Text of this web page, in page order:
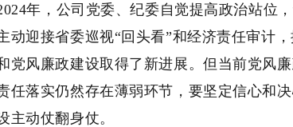
年，公司党委、纪委自觉提高政治站位
动迎接省委巡视“回头看”和经济责任审计
党风廉政建设取得了新进展。但当前党风
任落实仍然存在薄弱环节，要坚定信心和
主动仗翻身仗。